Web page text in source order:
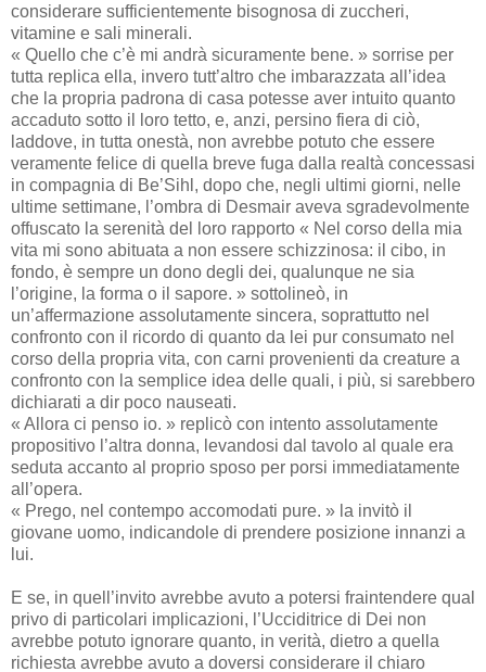
considerare sufficientemente bisognosa di zuccheri,
vitamine e sali minerali.
« Quello che c’è mi andrà sicuramente bene. » sorrise per
tutta replica ella, invero tutt’altro che imbarazzata all’idea
che la propria padrona di casa potesse aver intuito quanto
accaduto sotto il loro tetto, e, anzi, persino fiera di ciò,
laddove, in tutta onestà, non avrebbe potuto che essere
veramente felice di quella breve fuga dalla realtà concessasi
in compagnia di Be’Sihl, dopo che, negli ultimi giorni, nelle
ultime settimane, l’ombra di Desmair aveva sgradevolmente
offuscato la serenità del loro rapporto « Nel corso della mia
vita mi sono abituata a non essere schizzinosa: il cibo, in
fondo, è sempre un dono degli dei, qualunque ne sia
l’origine, la forma o il sapore. » sottolineò, in
un’affermazione assolutamente sincera, soprattutto nel
confronto con il ricordo di quanto da lei pur consumato nel
corso della propria vita, con carni provenienti da creature a
confronto con la semplice idea delle quali, i più, si sarebbero
dichiarati a dir poco nauseati.
« Allora ci penso io. » replicò con intento assolutamente
propositivo l’altra donna, levandosi dal tavolo al quale era
seduta accanto al proprio sposo per porsi immediatamente
all’opera.
« Prego, nel contempo accomodati pure. » la invitò il
giovane uomo, indicandole di prendere posizione innanzi a
lui.
E se, in quell’invito avrebbe avuto a potersi fraintendere qual
privo di particolari implicazioni, l’Ucciditrice di Dei non
avrebbe potuto ignorare quanto, in verità, dietro a quella
richiesta avrebbe avuto a doversi considerare il chiaro